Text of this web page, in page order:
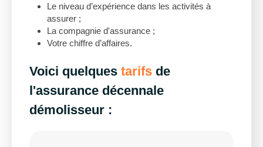
Le niveau d’expérience dans les activités à
assurer ;
La compagnie d'assurance ;
Votre chiffre d’affaires.
Voici quelques tarifs de
l'assurance décennale
démolisseur :